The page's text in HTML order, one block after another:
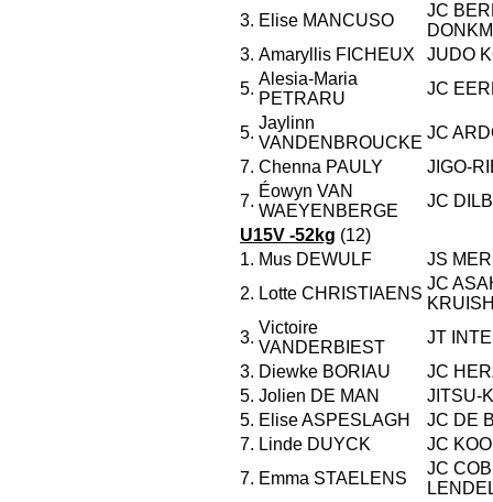
3. Elise MANCUSO
JC
3. Amaryllis FICHEUX
JUDO
5.
Alesia-Maria
PETRARU
JC
5.
Jaylinn
VANDENBROUCKE
JC
7. Chenna PAULY
JIGO-
7.
Éowyn VAN
WAEYENBERGE
JC
U15V -52kg (12)
1. Mus DEWULF
JS
2. Lotte CHRISTIAENS
JC
3.
Victoire
VANDERBIEST
JT
3. Diewke BORIAU
JC
5. Jolien DE MAN
JITSU-
5. Elise ASPESLAGH
JC DE
7. Linde DUYCK
JC
7. Emma STAELENS
JC